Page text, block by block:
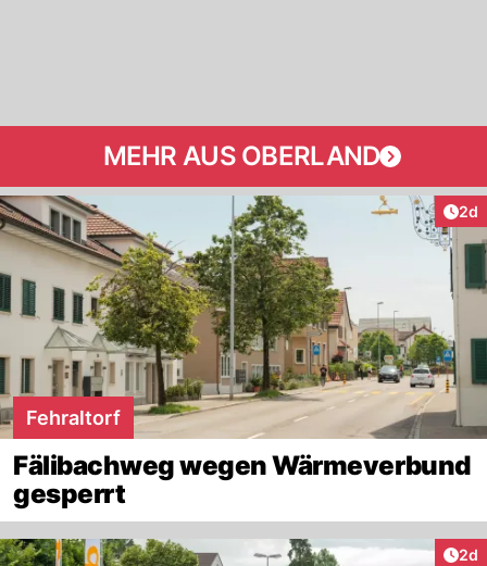
MEHR AUS OBERLAND
2d
Fehraltorf
Fälibachweg wegen Wärmeverbund
gesperrt
2d